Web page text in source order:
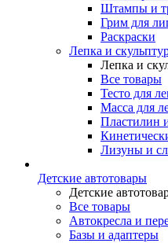
Штампы и
Грим для
Раскраски
Лепка и
Лепка и
Все товары
Тесто для
Масса для
Пластилин
Лизуны и
Детские автотовары
Детские
Все товары
Автокресла и
Базы и адаптеры